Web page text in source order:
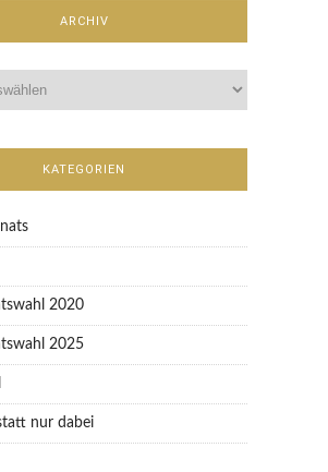
ARCHIV
KATEGORIEN
2020
2025
nur dabei